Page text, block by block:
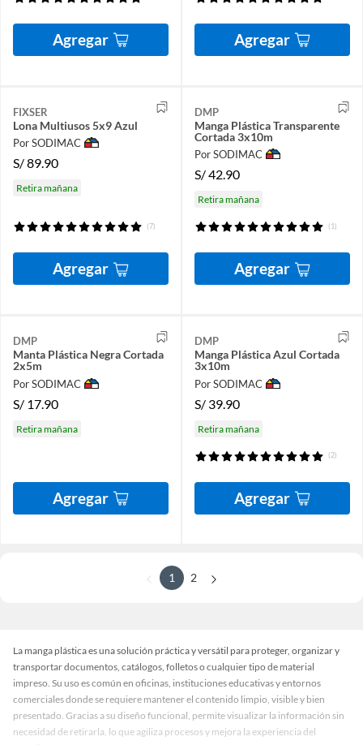
Agregar Agregar
FIXSER
Lona Multiusos 5x9 Azul
Por SODIMAC
S/89.90
Retira mañana
(7)
Agregar
DMP
Manga Plástica Transparente
Cortada 3x10m
Por SODIMAC
S/42.90
Retira mañana
(1)
Agregar
DMP
Manta Plástica Negra Cortada
2x5m
Por SODIMAC
S/ 17.90
Retira mañana
Agregar
DMP
Manga Plástica Azul Cortada
3x10m
Por SODIMAC
S/ 39.90
Retira mañana
(2)
Agregar
1 2
La manga plástica es una solución práctica y versátil para proteger, organizar y
transportar documentos, catálogos, folletos o cualquier tipo de material
impreso. Su uso es común en oficinas, instituciones educativas y entornos
comerciales donde se requiere mantener el contenido limpio, visible y bien
presentado. Gracias a su diseño funcional, permite visualizar la información sin
necesidad de retirarla, lo que agiliza procesos y mejora la experiencia del